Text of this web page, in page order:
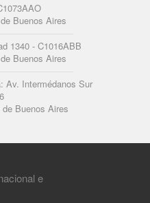
Buenos Aires
1340 - C1016ABB
Buenos Aires
Av. Intermédanos Sur
Buenos Aires
e